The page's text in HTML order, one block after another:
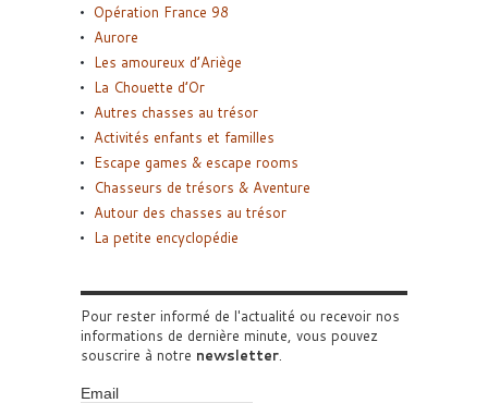
Opération France 98
Aurore
Les amoureux d’Ariège
La Chouette d’Or
Autres chasses au trésor
Activités enfants et familles
Escape games & escape rooms
Chasseurs de trésors & Aventure
Autour des chasses au trésor
La petite encyclopédie
Pour rester informé de l'actualité ou recevoir nos
informations de dernière minute, vous pouvez
souscrire à notre newsletter
Email